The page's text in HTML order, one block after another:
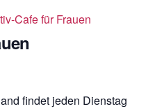
Cafe für Frauen
findet jeden Dienstag